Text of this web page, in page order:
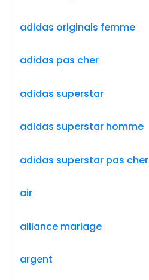
adidas originals femme
adidas pas cher
adidas superstar
adidas superstar homme
adidas superstar pas cher
air
alliance mariage
argent